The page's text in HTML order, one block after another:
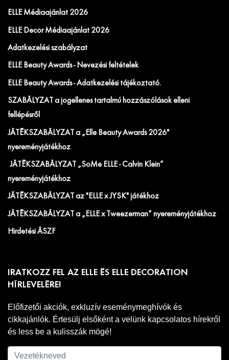
ELLE Médiaajánlat 2026
ELLE Decor Médiaajánlat 2026
Adatkezelési szabályzat
ELLE Beauty Awards - Nevezési feltételek
ELLE Beauty Awards - Adatkezelési tájékoztató.
SZABÁLYZAT a jogellenes tartalmú hozzászólások elleni
fellépésről
JÁTÉKSZABÁLYZAT a „Elle Beauty Awards 2026"
nyereményjátékhoz
JÁTÉKSZABÁLYZAT „SoMe ELLE - Calvin Klein”
nyereményjátékhoz
JÁTÉKSZABÁLYZAT az "ELLE x JYSK" játékhoz
JÁTÉKSZABÁLYZAT a „ELLE x Tweezerman” nyereményjátékhoz
Hirdetési ÁSZF
IRATKOZZ FEL AZ ELLE ÉS ELLE DECORATION
HÍRLEVELÉRE!
Előfizetői akciók, exkluzív eseménymeghívók és
cikkajánlók. Értesülj elsőként a velünk kapcsolatos hírekről
és less be a kulisszák mögé!